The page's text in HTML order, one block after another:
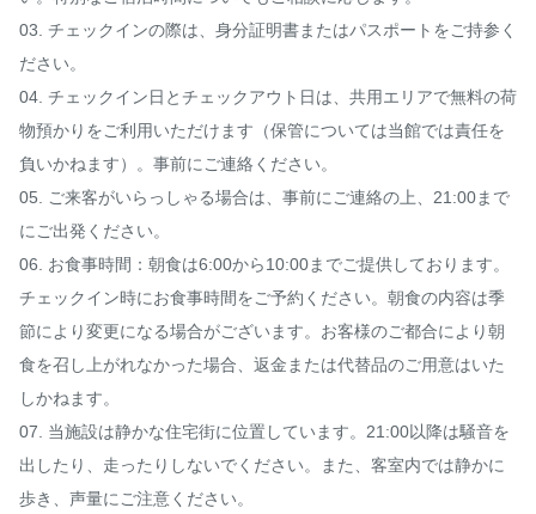
03. チェックインの際は、身分証明書またはパスポートをご持参く
ださい。
04. チェックイン日とチェックアウト日は、共用エリアで無料の荷
物預かりをご利用いただけます（保管については当館では責任を
負いかねます）。事前にご連絡ください。
05. ご来客がいらっしゃる場合は、事前にご連絡の上、21:00まで
にご出発ください。
06. お食事時間：朝食は6:00から10:00までご提供しております。
チェックイン時にお食事時間をご予約ください。朝食の内容は季
節により変更になる場合がございます。お客様のご都合により朝
食を召し上がれなかった場合、返金または代替品のご用意はいた
しかねます。
07. 当施設は静かな住宅街に位置しています。21:00以降は騒音を
出したり、走ったりしないでください。また、客室内では静かに
歩き、声量にご注意ください。